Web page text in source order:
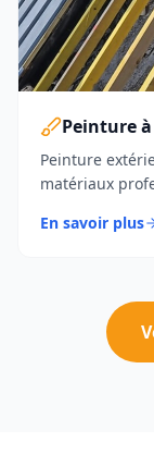
Peinture
Peinture
matériaux
En savoir plus